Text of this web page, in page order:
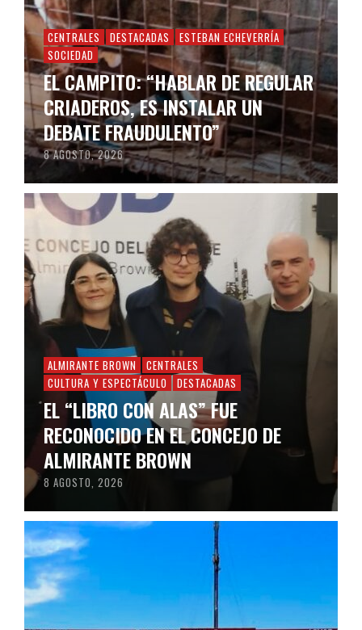
CENTRALES DESTACADAS
ESTEBAN ECHEVERRÍA
SOCIEDAD
EL CAMPITO: “HABLAR DE REGULAR
CRIADEROS, ES INSTALAR UN
DEBATE FRAUDULENTO”
8 AGOSTO, 2026
ALMIRANTE BROWN
CENTRALES
CULTURA Y ESPECTÁCULO
DESTACADAS
EL “LIBRO CON ALAS” FUE
RECONOCIDO EN EL CONCEJO DE
ALMIRANTE BROWN
8 AGOSTO, 2026